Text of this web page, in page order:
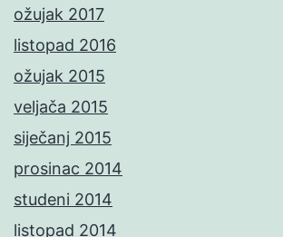
ožujak 2017
listopad 2016
ožujak 2015
veljača 2015
siječanj 2015
prosinac 2014
studeni 2014
listopad 2014